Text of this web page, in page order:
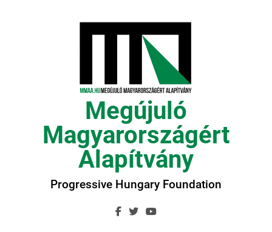
Megújuló
Magyarországért
Alapítvány
Progressive Hungary Foundation